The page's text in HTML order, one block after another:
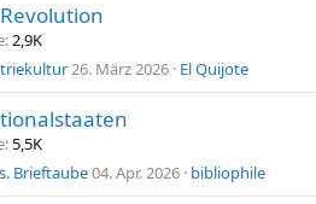
2,9K
26. März 2026 El Quijote
5,5K
Brieftaube04. Apr. 2026 bibliophile